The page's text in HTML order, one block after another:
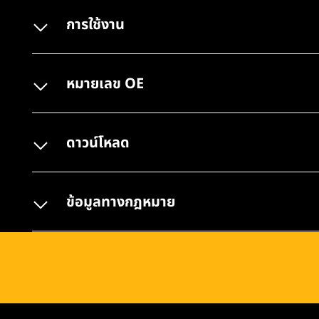
การใช้งาน
หมายเลข OE
ดาวน์โหลด
ข้อมูลทางกฎหมาย